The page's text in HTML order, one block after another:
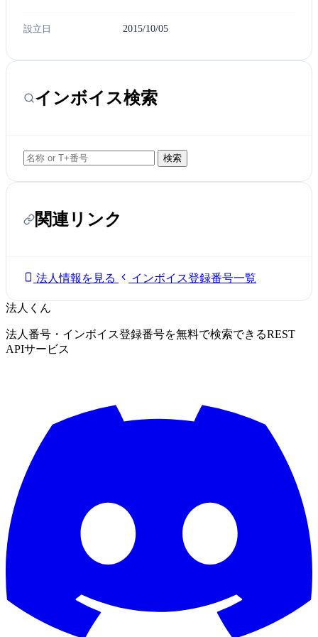
設立日 2015/10/05
インボイス検索
検索
関連リンク
法人情報を見る インボイス登録番号一覧
法人くん
法人番号・インボイス登録番号を無料で検索できるREST
APIサービス